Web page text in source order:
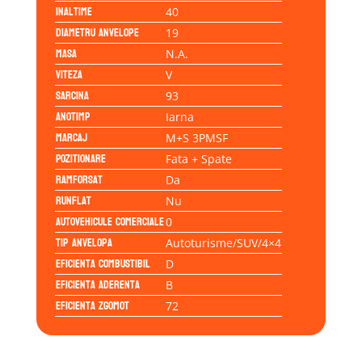
Inaltime 40
Diametru anvelope 19
Masa N.A.
Viteza V
Sarcina 93
Anotimp Iarna
Marcaj M+S 3PMSF
Pozitionare Fata + Spate
Ramforsat Da
Runflat Nu
Autovehicule comerciale0
Tip anvelopa Autoturisme/SUV/4×4
Eficienta Combustibil D
Eficienta Aderenta B
Eficienta Zgomot 72